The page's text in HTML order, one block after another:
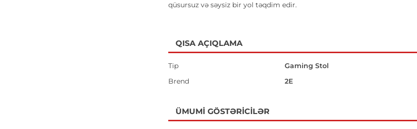
qüsursuz və səysiz bir yol təqdim edir.
QISA AÇIQLAMA
Tip
Gaming Stol
Brend
2E
ÜMUMI GÖSTƏRICILƏR